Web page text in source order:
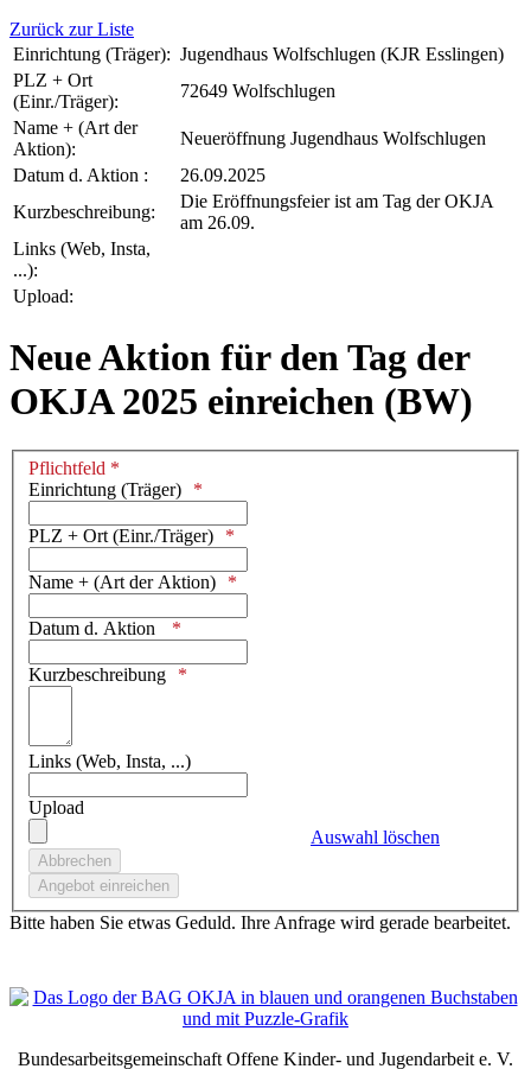
Zurück zur Liste
Einrichtung (Träger): Jugendhaus Wolfschlugen (KJR Esslingen)
PLZ + Ort
(Einr./Träger):
72649 Wolfschlugen
Name + (Art der
Aktion):
Neueröffnung Jugendhaus Wolfschlugen
Datum d. Aktion :
26.09.2025
Kurzbeschreibung:
Die Eröffnungsfeier ist am Tag der OKJA
am 26.09.
Links (Web, Insta,
...):
Upload:
Neue Aktion für den Tag der
OKJA 2025 einreichen (BW)
Pflichtfeld *
Einrichtung (Träger)
PLZ + Ort (Einr./Träger)
Name + (Art der Aktion)
Datum d. Aktion
Kurzbeschreibung
Links (Web, Insta, ...)
Upload
Auswahl löschen
Bitte haben Sie etwas Geduld. Ihre Anfrage wird gerade bearbeitet.
Bundesarbeitsgemeinschaft Offene Kinder- und Jugendarbeit e. V.